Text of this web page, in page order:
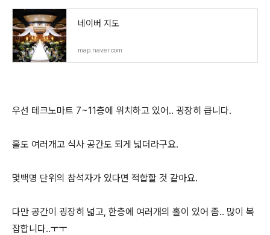
네이버 지도
map.naver.com
우선 테크노마트 7~11층에 위치하고 있어.. 굉장히 큽니다.
홀도 여러개고 식사 공간도 되게 넓더라구요.
몇백명 단위의 참석자가 있다면 적합할 것 같아요.
다만 공간이 굉장히 넓고, 한층에 여러개의 홀이 있어 좀.. 많이 복
잡합니다..ㅜㅜ